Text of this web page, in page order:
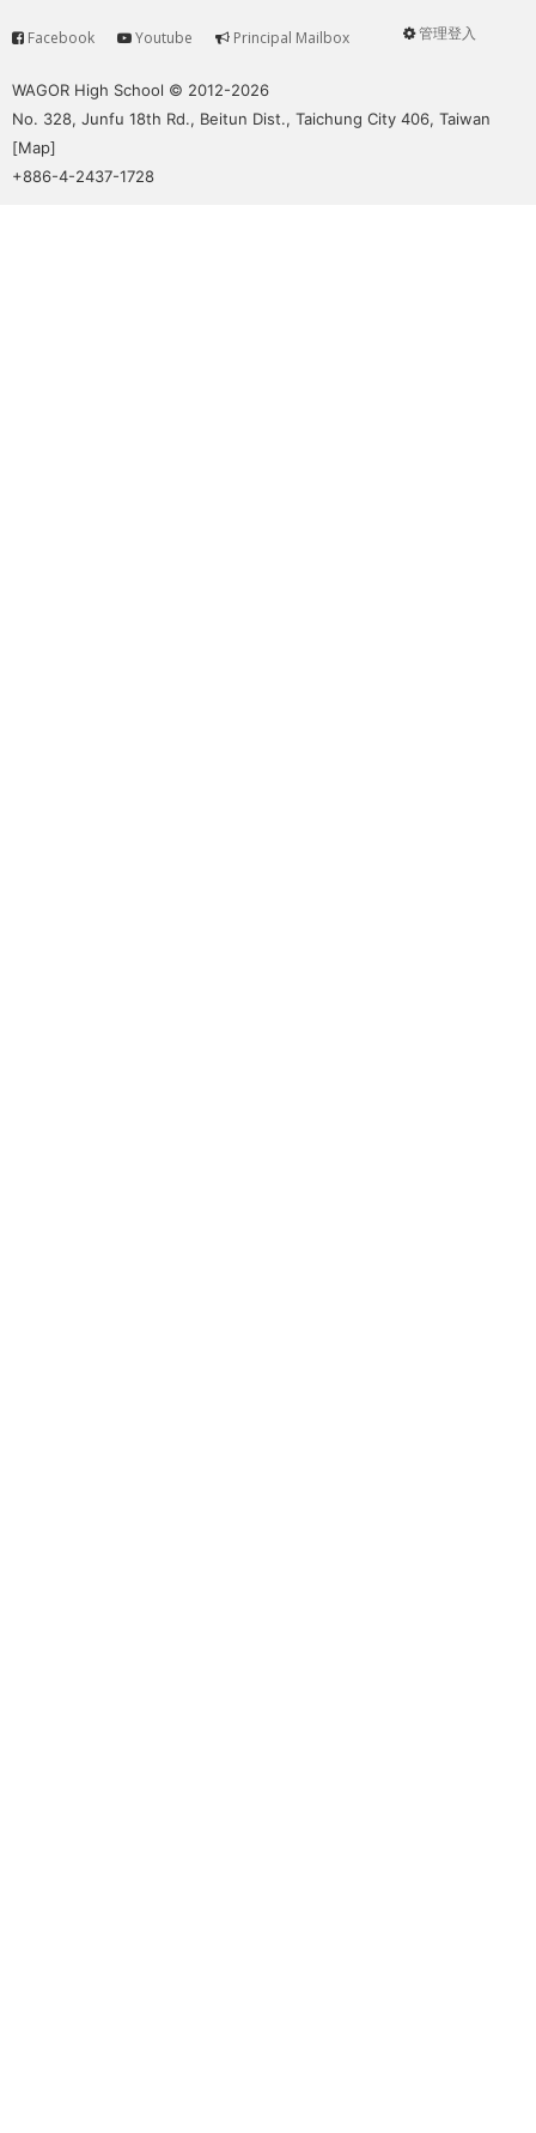
User
管理登入
Service
Facebook Youtube Principal Mailbox
WAGOR High School © 2012-2026
No. 328, Junfu 18th Rd., Beitun Dist., Taichung City 406, Taiwan
[Map]
+886-4-2437-1728